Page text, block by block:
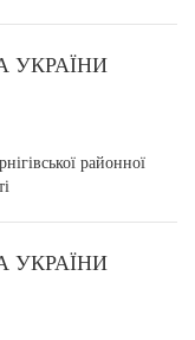
УКРАЇНИ
районної
УКРАЇНИ